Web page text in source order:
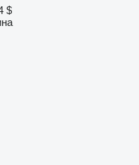
$